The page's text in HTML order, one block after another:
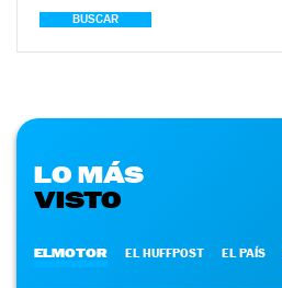
BUSCAR
LO MÁS
VISTO
ELMOTOR EL HUFFPOST EL PAÍS